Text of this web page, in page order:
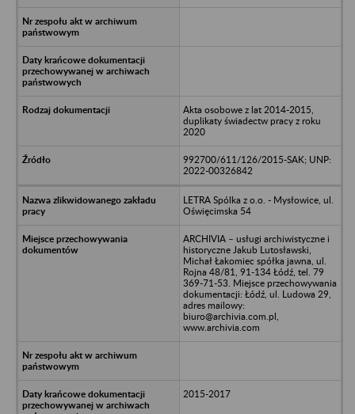
Akta osobowe z lat 2014-2015,
duplikaty świadectw pracy z roku
2020
992700/611/126/2015-SAK; UNP:
2022-00326842
LETRA Spólka z o.o. - Mysłowice, ul.
Oświęcimska 54
ARCHIVIA – usługi archiwistyczne i
historyczne Jakub Lutosławski,
Michał Łakomiec spółka jawna, ul.
Rojna 48/81, 91-134 Łódź, tel. 79
369-71-53. Miejsce przechowywania
dokumentacji: Łódź, ul. Ludowa 29,
adres mailowy:
biuro@archivia.com.pl,
www.archivia.com
2015-2017